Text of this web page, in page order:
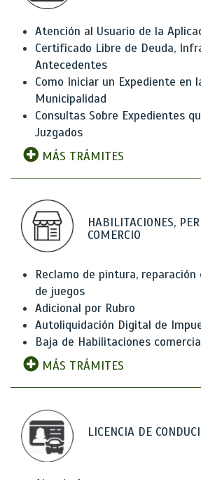
Atención al Usuario de la
Certificado Libre de Deuda,
Antecedentes
Como Iniciar un Expediente en
Municipalidad
Consultas Sobre Expedientes
Juzgados
MÁS TRÁMITES
HABILITACIONES,
COMERCIO
Reclamo de pintura,
de juegos
Adicional por Rubro
Autoliquidación Digital de
Baja de Habilitaciones
MÁS TRÁMITES
LICENCIA DE